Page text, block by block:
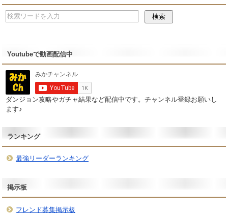
Youtubeで動画配信中
ダンジョン攻略やガチャ結果など配信中です。チャンネル登録お願いし
ます♪
ランキング
最強リーダーランキング
掲示板
フレンド募集掲示板